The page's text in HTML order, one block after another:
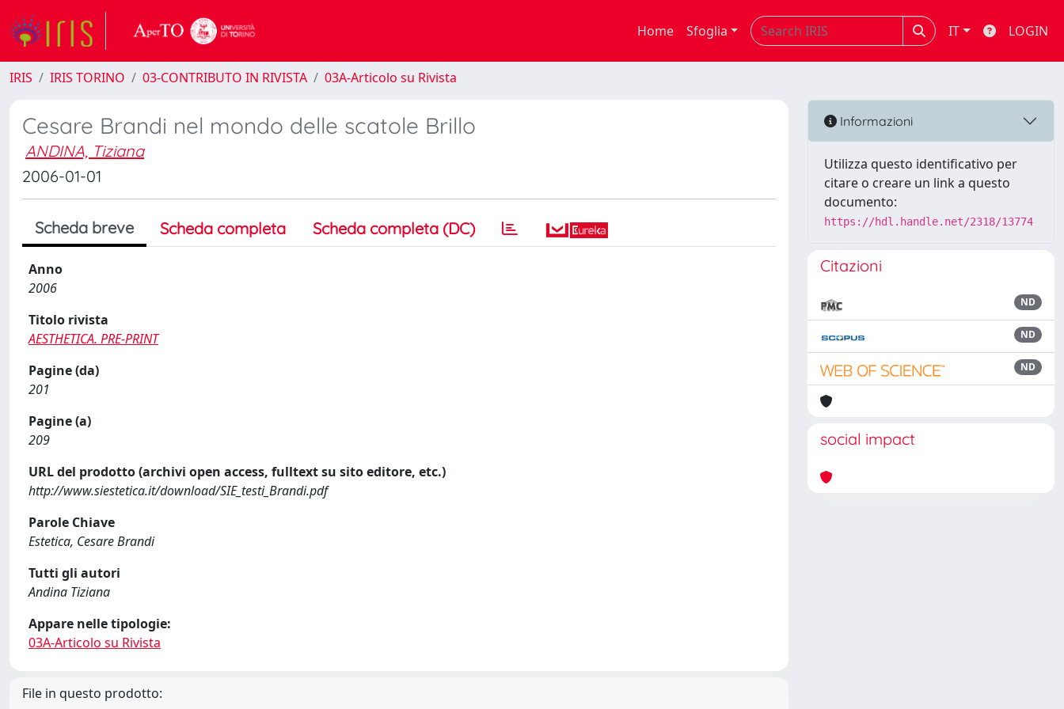
Home Sfoglia IT LOGIN
IRIS IRIS TORINO 03-CONTRIBUTO IN RIVISTA 03A-Articolo su Rivista
Cesare Brandi nel mondo delle scatole Brillo
ANDINA, Tiziana
2006-01-01
Scheda breve Scheda completa Scheda completa (DC)
Anno
2006
Titolo rivista
AESTHETICA. PRE-PRINT
Pagine (da)
201
Pagine (a)
209
URL del prodotto (archivi open access, fulltext su sito editore, etc.)
http://www.siestetica.it/download/SIE_testi_Brandi.pdf
Parole Chiave
Estetica, Cesare Brandi
Tutti gli autori
Andina Tiziana
Appare nelle tipologie:
03A-Articolo su Rivista
File in questo prodotto:
Informazioni
Utilizza questo identificativo per
citare o creare un link a questo
documento:
https://hdl.handle.net/2318/13774
Citazioni
ND
ND
ND
social impact